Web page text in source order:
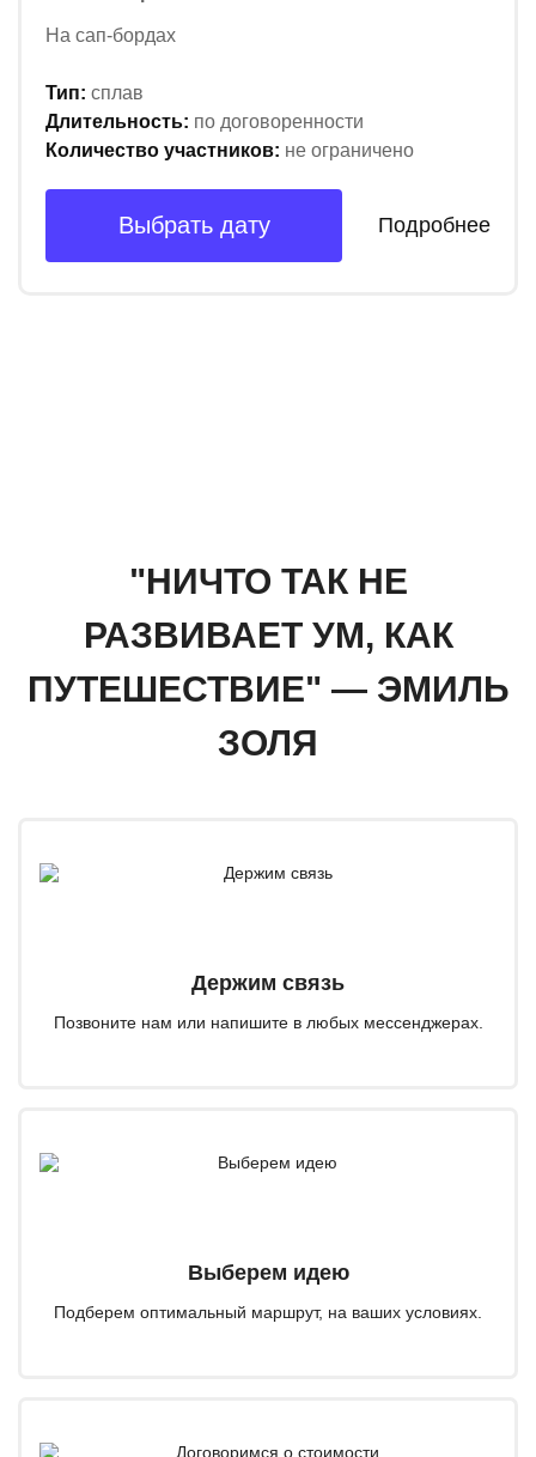
На сап-бордах
Тип: сплав
Длительность: по договоренности
Количество участников: не ограничено
Выбрать дату Подробнее
"НИЧТО ТАК НЕ
РАЗВИВАЕТ УМ, КАК
ПУТЕШЕСТВИЕ" — ЭМИЛЬ
ЗОЛЯ
Держим связь
Позвоните нам или напишите в любых мессенджерах.
Выберем идею
Подберем оптимальный маршрут, на ваших условиях.